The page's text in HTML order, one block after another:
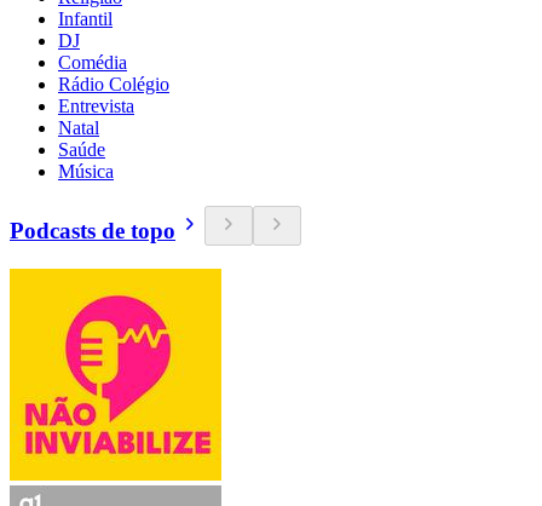
Infantil
DJ
Comédia
Rádio Colégio
Entrevista
Natal
Saúde
Música
Podcasts de topo